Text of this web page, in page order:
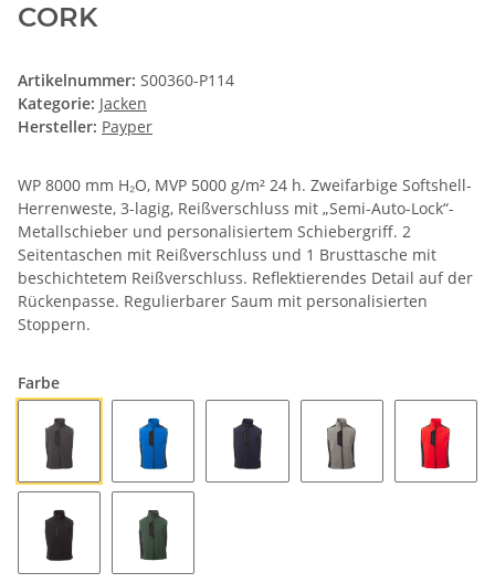
CORK
Artikelnummer: S00360-P114
Kategorie: Jacken
Hersteller: Payper
WP 8000 mm H₂O, MVP 5000 g/m² 24 h. Zweifarbige Softshell-
Herrenweste, 3-lagig, Reißverschluss mit „Semi-Auto-Lock“-
Metallschieber und personalisiertem Schiebergriff. 2
Seitentaschen mit Reißverschluss und 1 Brusttasche mit
beschichtetem Reißverschluss. Reflektierendes Detail auf der
Rückenpasse. Regulierbarer Saum mit personalisierten
Stoppern.
Farbe
ANTHRAZIT/SCHWARZKÖNIGSBLAU/SCHWARZ